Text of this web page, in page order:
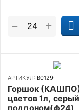
+
−
АРТИКУЛ: В0129
Горшок
цветов 1л,